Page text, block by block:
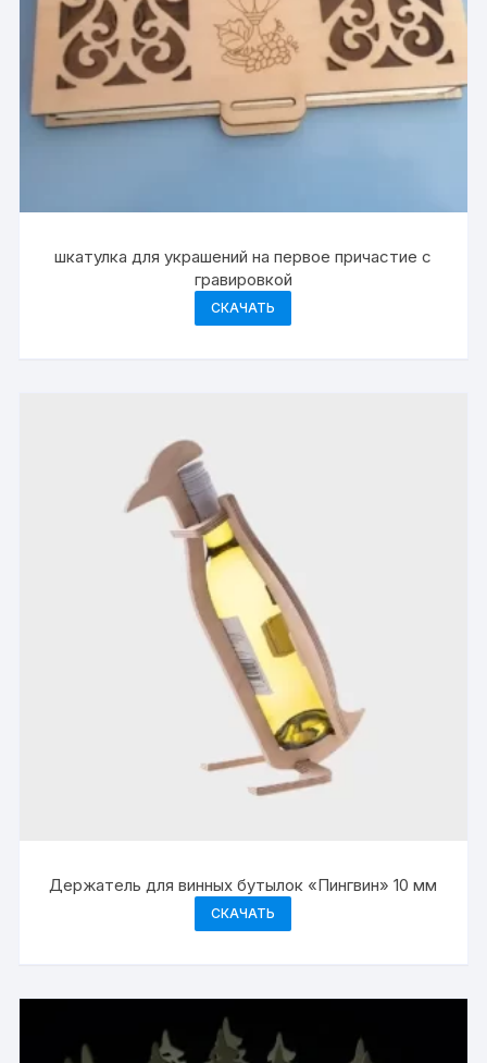
шкатулка для украшений на первое причастие с
гравировкой
СКАЧАТЬ
Держатель для винных бутылок «Пингвин» 10 мм
СКАЧАТЬ